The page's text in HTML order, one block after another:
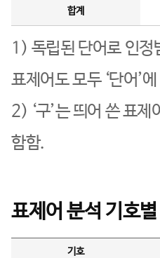
합계
1) 독립된 단어로 인정
표제어도 모두 ‘단어’
2) ‘구’는 띄어 쓴 표
함함.
표제어 분석 기호
기호